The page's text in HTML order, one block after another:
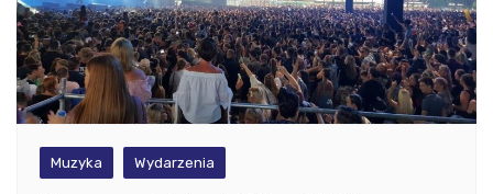
Muzyka Wydarzenia